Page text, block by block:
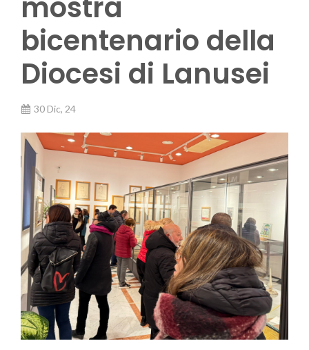
mostra
bicentenario della
Diocesi di Lanusei
30 Dic, 24